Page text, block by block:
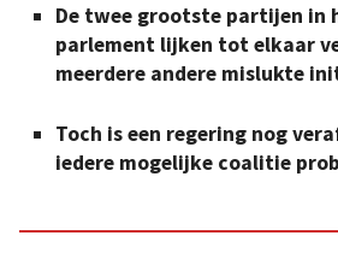
De twee grootste partijen in
parlement lijken tot elkaar
meerdere andere mislukte
Toch is een regering nog
iedere mogelijke coalitie